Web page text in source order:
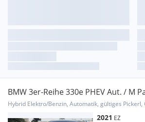
BMW 3er-Reihe 330e PHEV Aut. / M
Vollaustattung /
2021 EZ